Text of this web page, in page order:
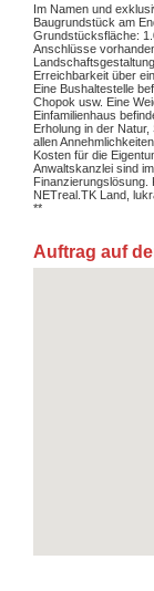
Im Namen und
Baugrundstück am
Grundstücksfläche:
Anschlüsse
Erreichbarkeit über
Eine Bushaltestelle
Chopok usw. Eine
Einfamilienhaus
Erholung in der
allen
Kosten für die
Anwaltskanzlei sind
Finanzierungslösung.
NETreal.TK Land,
**
Auftrag auf